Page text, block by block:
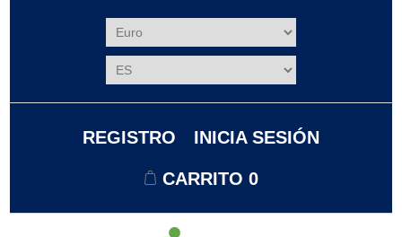
REGISTRO INICIA SESIÓN
CARRITO 0